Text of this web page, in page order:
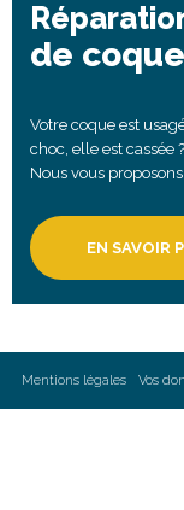
de
Votre coque est
choc, elle est cassée ?
Nous vous
EN SAVOIR
Mentions légales Vos